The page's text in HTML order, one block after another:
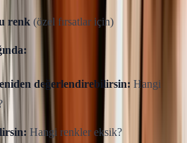
renk (özel fırsatlar için)
değerlendirebilirsin: Hangi
Hangi renkler eksik?